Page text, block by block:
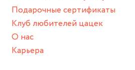
Подарочные сертификаты
Клуб любителей цацек
О нас
Карьера